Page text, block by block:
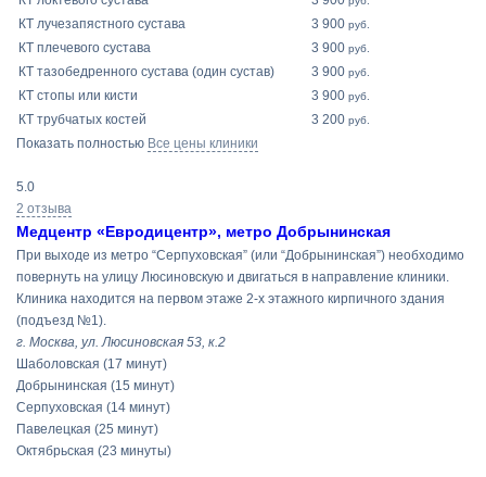
КТ лучезапястного сустава 3 900 руб.
КТ плечевого сустава 3 900 руб.
КТ тазобедренного сустава (один сустав) 3 900 руб.
КТ стопы или кисти 3 900 руб.
КТ трубчатых костей 3 200 руб.
Показать полностью Все цены клиники
5.0
2 отзыва
Медцентр «Евродицентр», метро Добрынинская
При выходе из метро “Серпуховская” (или “Добрынинская”) необходимо
повернуть на улицу Люсиновскую и двигаться в направление клиники.
Клиника находится на первом этаже 2-х этажного кирпичного здания
(подъезд №1).
г. Москва, ул. Люсиновская 53, к.2
Шаболовская (17 минут)
Добрынинская (15 минут)
Серпуховская (14 минут)
Павелецкая (25 минут)
Октябрьская (23 минуты)